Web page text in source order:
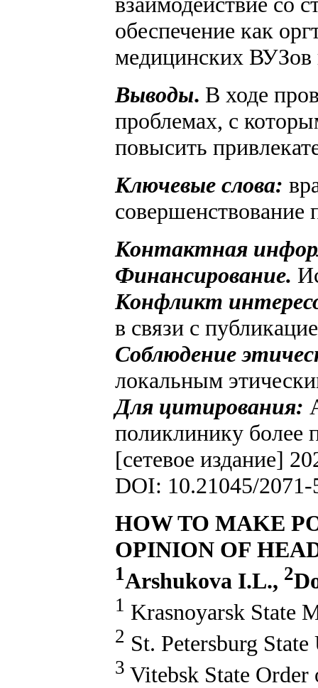
обеспечение как
медицинских ВУЗов
Выводы. В ходе
проблемах, с
повысить
Ключевые слова:
совершенствование
Контактная
Финансирование.
Конфликт
в связи с
Соблюдение
локальным
Для цитирования:
поликлинику более
[сетевое издание]
DOI: 10.21045/
HOW TO MAKE
OPINION OF
1Arshukova I.L., 2
1 Krasnoyarsk State
2 St. Petersburg
3 Vitebsk State